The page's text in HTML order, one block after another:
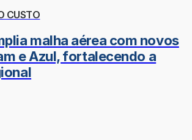
CUSTO
malha aérea com novos
e Azul, fortalecendo a